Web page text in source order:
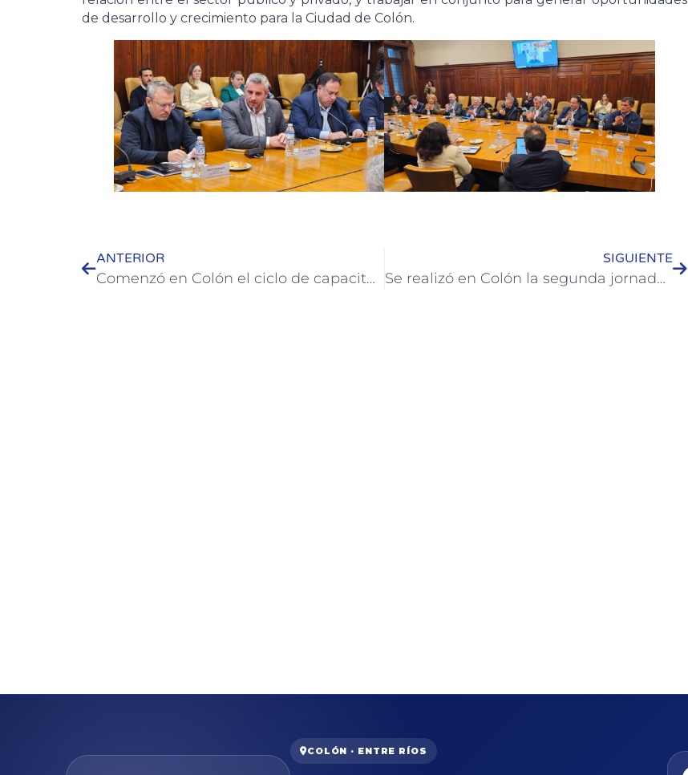
de desarrollo y crecimiento para la Ciudad de Colón.
ANTERIOR
Comenzó en Colón el ciclo de capacitación en recursos turísticos locales
SIGUIENTE
Se realizó en Colón la segunda jornada del Ciclo de Conferencias sobre TEA
COLÓN · ENTRE RÍOS